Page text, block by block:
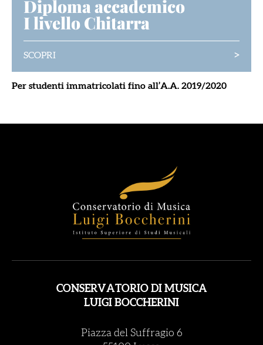
Diploma accademico
I livello Chitarra
SCOPRI >
Per studenti immatricolati fino all’A.A. 2019/2020
CONSERVATORIO DI MUSICA
LUIGI BOCCHERINI
Piazza del Suffragio 6